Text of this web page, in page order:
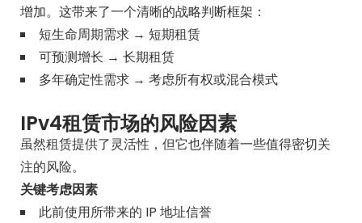
增加。这带来了一个清晰的战略判断框架：
短生命周期需求 → 短期租赁
可预测增长 → 长期租赁
多年确定性需求 → 考虑所有权或混合模式
IPv4租赁市场的风险因素
虽然租赁提供了灵活性，但它也伴随着一些值得密切关
注的风险。
关键考虑因素
此前使用所带来的 IP 地址信誉